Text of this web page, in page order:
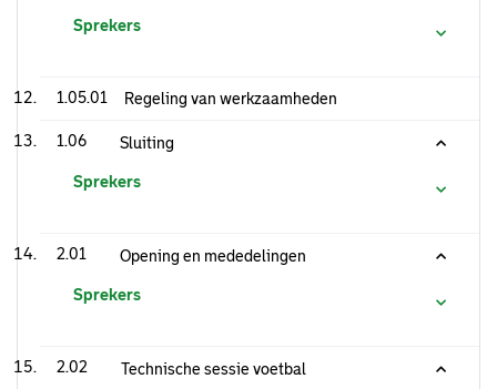
Sprekers
1.05.01 Regeling van werkzaamheden
1.06 Sluiting
Sprekers
2.01 Opening en mededelingen
Sprekers
2.02 Technische sessie voetbal